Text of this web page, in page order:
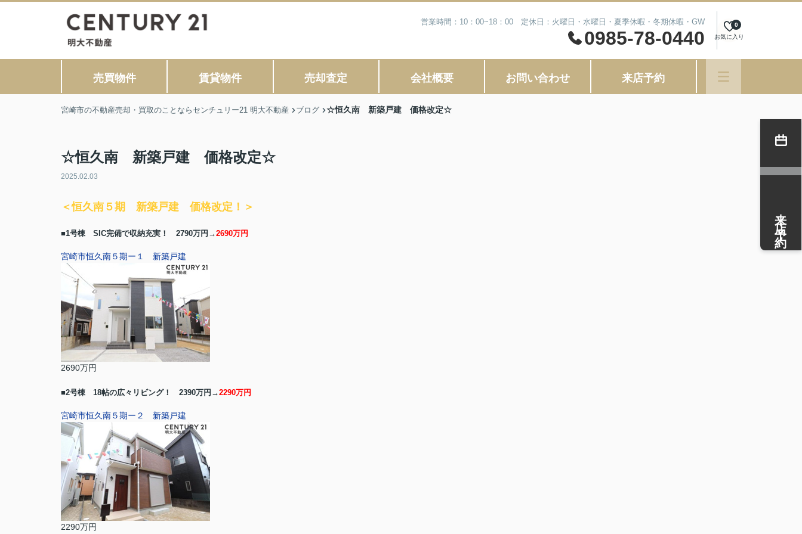
営業時間：10：00~18：00 定休日：火曜日・水曜日・夏季休暇・冬期休暇・GW
0985-78-0440 お気に入り
0
売買物件 賃貸物件 売却査定 会社概要 お問い合わせ 来店予約
宮崎市の不動産売却・買取のことならセンチュリー21 明大不動産 ブログ ☆恒久南 新築戸建 価格改定☆
☆恒久南 新築戸建 価格改定☆
2025.02.03
＜恒久南５期 新築戸建 価格改定！＞
■1号棟 SIC完備で収納充実！ 2790万円→2690万円
宮崎市恒久南５期ー１ 新築戸建
2690万円
■2号棟 18帖の広々リビング！ 2390万円→2290万円
宮崎市恒久南５期ー２ 新築戸建
2290万円
来店予約